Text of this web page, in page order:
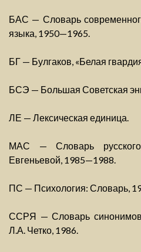
БАС — Словарь
языка, 1950—1965.
БГ — Булгаков, «Белая
БСЭ — Большая Советская
ЛЕ — Лексическая единица.
МАС — Словарь
Евгеньевой, 1985—1988.
ПС — Психология: Словарь,
ССРЯ — Словарь синонимов
Л.А. Четко, 1986.